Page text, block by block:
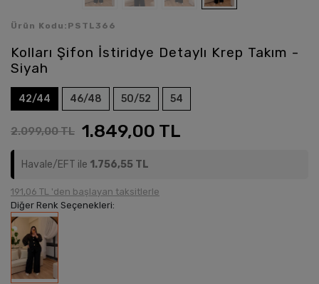
Ürün Kodu: PSTL366
Kolları Şifon İstiridye Detaylı Krep Takım -
Siyah
42/44 46/48 50/52 54
2.099,00 TL 1.849,00 TL
Havale/EFT ile 1.756,55 TL
191,06 TL 'den başlayan taksitlerle
Diğer Renk Seçenekleri: